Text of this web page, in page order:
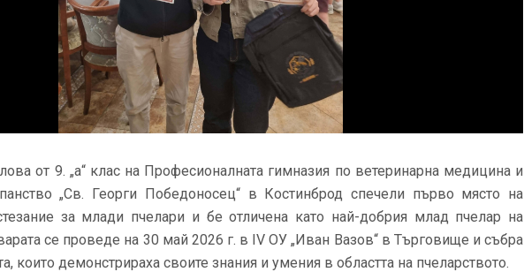
от 9. „а“ клас на Професионалната гимназия по ветеринарна медицина и
„Св. Георги Победоносец“ в Костинброд спечели първо място на
за млади пчелари и бе отличена като най-добрия млад пчелар на
се проведе на 30 май 2026 г. в IV ОУ „Иван Вазов“ в Търговище и събра
които демонстрираха своите знания и умения в областта на пчеларството.